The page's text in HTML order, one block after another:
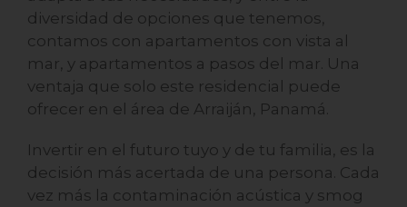
diversidad de opciones que tenemos,
contamos con apartamentos con vista al
mar, y apartamentos a pasos del mar. Una
ventaja que solo este residencial puede
ofrecer en el área de Arraiján, Panamá.
Invertir en el futuro tuyo y de tu familia, es la
decisión más acertada de una persona. Cada
vez más la contaminación acústica y smog